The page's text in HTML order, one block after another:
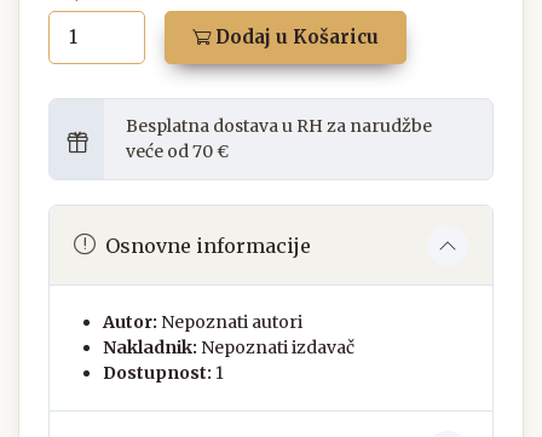
Dodaj u Košaricu
Besplatna dostava u RH za narudžbe
veće od 70 €
Osnovne informacije
Autor: Nepoznati autori
Nakladnik: Nepoznati izdavač
Dostupnost: 1